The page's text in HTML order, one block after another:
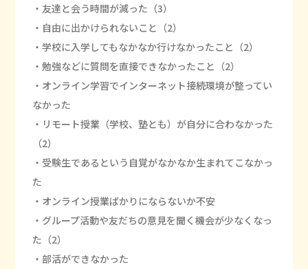
・友達と会う時間が減った（3）
・自由に出かけられないこと（2）
・学校に入学してもなかなか行けなかったこと（2）
・勉強などに質問を直接できなかったこと（2）
・オンライン学習でインターネット接続環境が整ってい
なかった
・リモート授業（学校、塾とも）が自分に合わなかった
（2）
・受験生であるという自覚がなかなか生まれてこなかっ
た
・オンライン授業ばかりにならないか不安
・グループ活動や友だちの意見を聞く機会が少なくなっ
た（2）
・部活ができなかった